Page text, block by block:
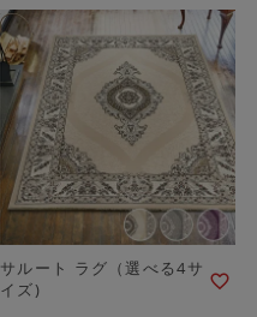
サルート ラグ（選べる4サ
イズ)